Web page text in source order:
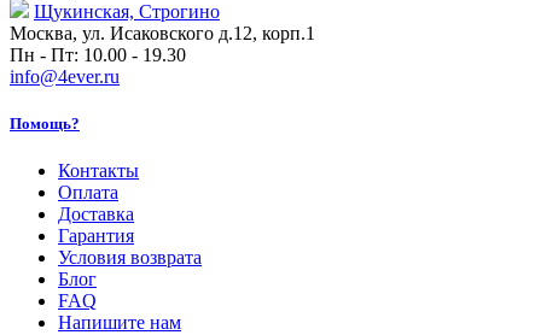
Щукинская, Строгино
Москва, ул. Исаковского д.12, корп.1
Пн - Пт: 10.00 - 19.30
info@4ever.ru
Помощь?
Контакты
Оплата
Доставка
Гарантия
Условия возврата
Блог
FAQ
Напишите нам